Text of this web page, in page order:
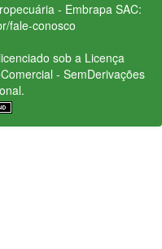
- Embrapa SAC:
fale-conosco
sob a Licença
- SemDerivações